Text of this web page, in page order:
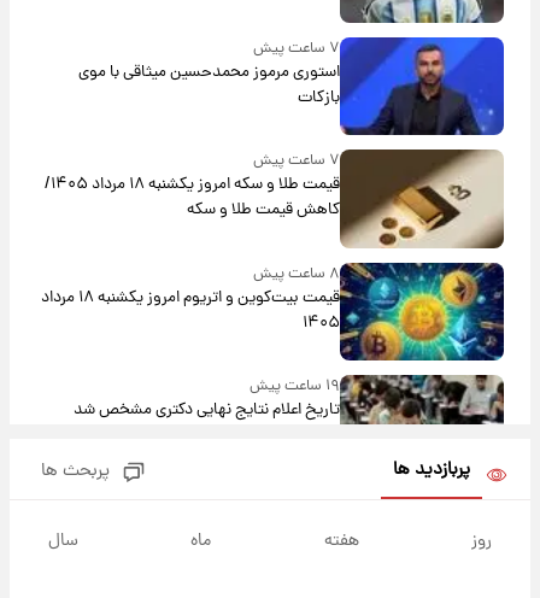
۷ ساعت پیش
استوری مرموز محمدحسین میثاقی با موی
بازکات
قیمت طلا و سکه امروز یکشنبه ۱۸ مرداد ۱۴۰۵/
کاهش قیمت طلا و سکه
۸ ساعت پیش
قیمت بیت‌کوین و اتریوم امروز یکشنبه ۱۸ مرداد
۱۴۰۵
۱۹ ساعت پیش
تاریخ اعلام نتایج نهایی دکتری مشخص شد
پربازدید ها پربحث ها
روز هفته ماه سال